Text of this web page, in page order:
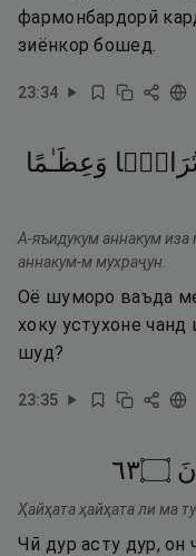
фармонбардорӣ
зиёнкор бошед.
23:34
وَعِظَـٰمًا
А-яъидукум аннакум иза
аннакум-м мухраҷун.
Оё шуморо ваъда
хоку устухоне
шуд?
23:35
۝٣٦
Ҳайҳата ҳайҳата ли ма
Чӣ дур асту дур,